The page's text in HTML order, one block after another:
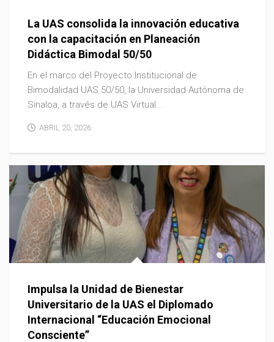
La UAS consolida la innovación educativa
con la capacitación en Planeación
Didáctica Bimodal 50/50
En el marco del Proyecto Institucional de
Bimodalidad UAS 50/50, la Universidad Autónoma de
Sinaloa, a través de UAS Virtual...
ABRIL 20, 2026
Impulsa la Unidad de Bienestar
Universitario de la UAS el Diplomado
Internacional “Educación Emocional
Consciente”